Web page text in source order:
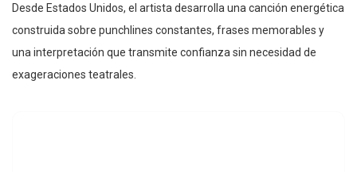
Desde Estados Unidos, el artista desarrolla una canción energética
construida sobre punchlines constantes, frases memorables y
una interpretación que transmite confianza sin necesidad de
exageraciones teatrales.